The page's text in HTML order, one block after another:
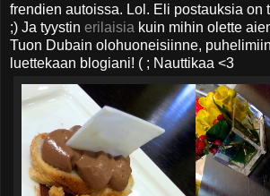
frendien autoissa. Lol. Eli postauksia on
;) Ja tyystin erilaisia kuin mihin olette
Tuon Dubain olohuoneisiinne,
luettekaan blogiani! ( ; Nauttikaa <3